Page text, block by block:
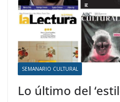
SEMANARIO CULTURAL
Lo último del